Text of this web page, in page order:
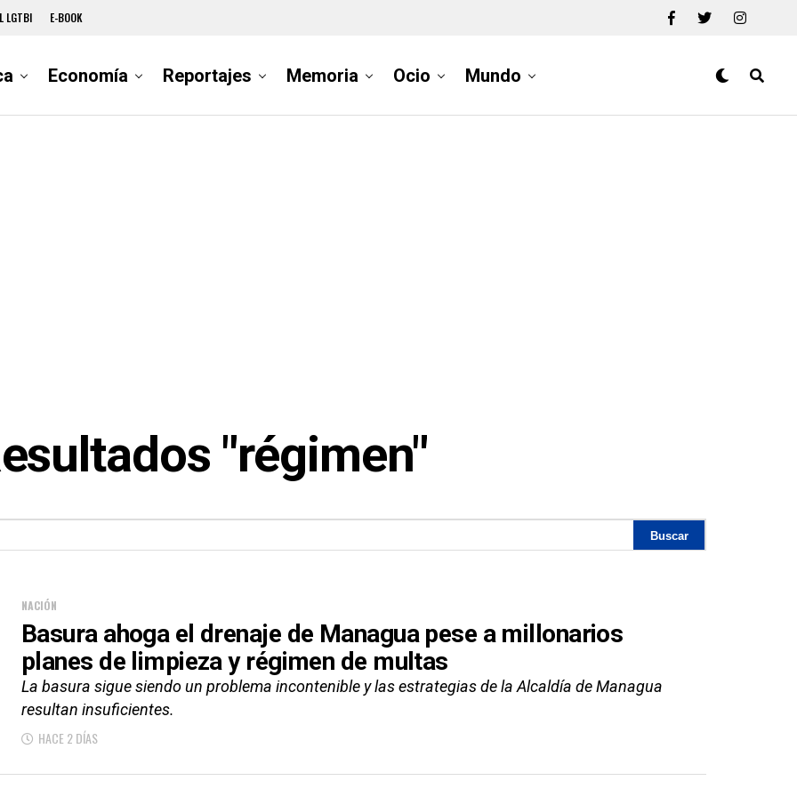
LGTBI E-BOOK
Economía Reportajes Memoria Ocio Mundo
"régimen"
NACIÓN
Basura ahoga el drenaje de Managua pese a millonarios
planes de limpieza y régimen de multas
La basura sigue siendo un problema incontenible y las estrategias de la Alcaldía de Managua
resultan insuficientes.
HACE 2 DÍAS